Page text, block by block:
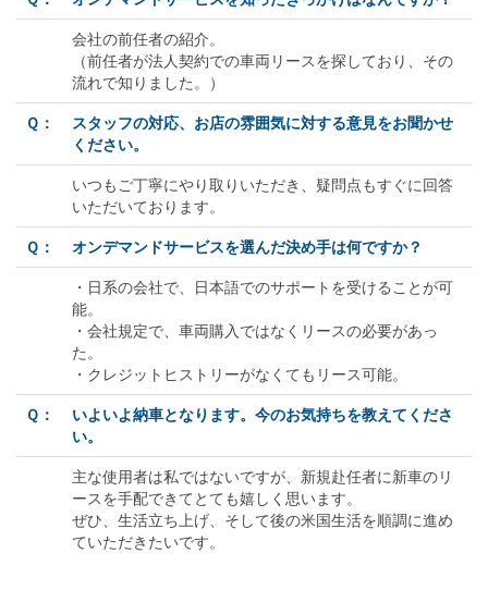
会社の前任者の紹介。
（前任者が法人契約での車両リースを探しており、その
流れで知りました。）
Ｑ：
スタッフの対応、お店の雰囲気に対する意見をお聞かせ
ください。
いつもご丁寧にやり取りいただき、疑問点もすぐに回答
いただいております。
Ｑ： オンデマンドサービスを選んだ決め手は何ですか？
・日系の会社で、日本語でのサポートを受けることが可
能。
・会社規定で、車両購入ではなくリースの必要があっ
た。
・クレジットヒストリーがなくてもリース可能。
Ｑ：
いよいよ納車となります。今のお気持ちを教えてくださ
い。
主な使用者は私ではないですが、新規赴任者に新車のリ
ースを手配できてとても嬉しく思います。
ぜひ、生活立ち上げ、そして後の米国生活を順調に進め
ていただきたいです。